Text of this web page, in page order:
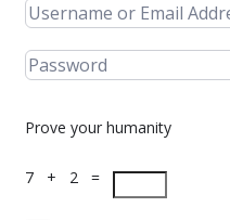
Prove your humanity
7 + 2 =